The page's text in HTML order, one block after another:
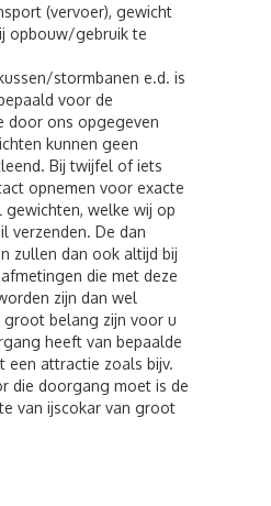
(vervoer), gewicht
opbouw/gebruik te
stormbanen e.d. is
voor de
door ons opgegeven
kunnen geen
Bij twijfel of iets
opnemen voor exacte
gewichten, welke wij op
verzenden. De dan
zullen dan ook altijd bij
die met deze
zijn dan wel
groot belang zijn voor u
heeft van bepaalde
een attractie zoals bijv.
die doorgang moet is de
van ijscokar van groot